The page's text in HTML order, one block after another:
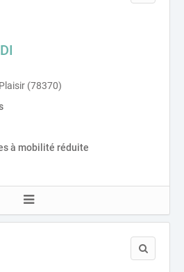
(78370)
à mobilité réduite